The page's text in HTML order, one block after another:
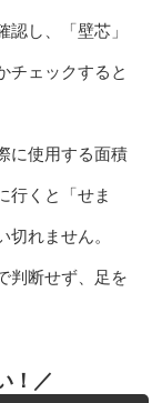
し、「壁芯」
チェックすると
に使用する面積
行くと「せま
れません。
判断せず、足を
！／